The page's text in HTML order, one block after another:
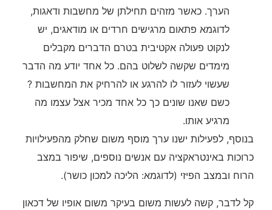
הערך. כאשר מזהים תחילתן של מחשבות ודאגות,
לדוגמא פתאום מרגישים חרדים או מודאגים, יש
לנקוט פעולה אקטיבית בטרם הדברים מקבלים
מימדים שקשה לשלוט בהם. כל אחד יודע מה הדבר
שעשוי לעזור לו להרגע או להרחיק את המחשבות ?
כשם שאנו שונים כך כל אחד מכיר אצל עצמו מה
מרגיע אותו.
בנוסף, לפעילות ישנו ערך מוסף משום שחלק מהפעילויות
כרוכות באינטראקציה עם אנשים נוספים, שיפור במצב
הרוח ובמצב הפיזי (לדוגמא: הליכה למכון כושר).
קל לדבר, קשה לעשות משום בעיקר משום אופיו של דכאון